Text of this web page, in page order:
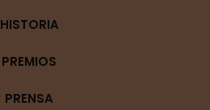
HISTORIA
PREMIOS
PRENSA